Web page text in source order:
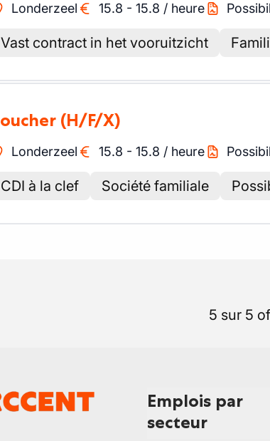
Londerzeel 15.8 - 15.8 / heure
Vast contract in het vooruitzicht
Boucher (H/F/X)
Londerzeel 15.8 - 15.8 / heure
CDI à la clef Société familiale
5 sur 5
Emplois par
secteur